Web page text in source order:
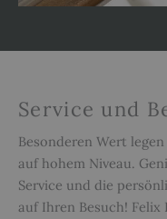
Service und
Besonderen Wert
auf hohem Niveau.
Service und die
auf Ihren Besuch!